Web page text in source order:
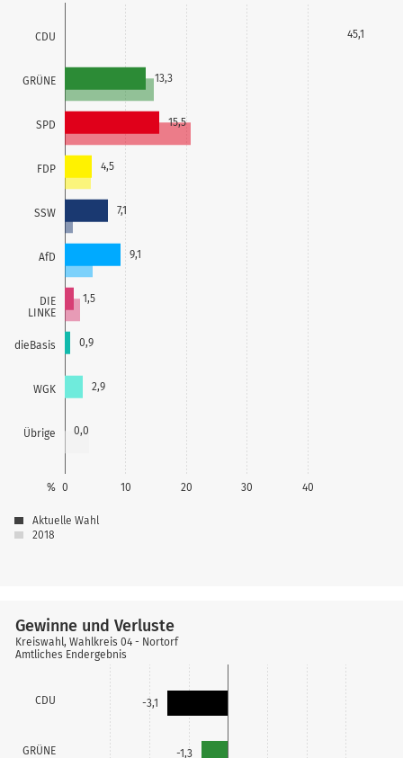
CDU
GRÜNE
SPD
FDP
SSW
AfD
DIE
LINKE
dieBasis
WGK
Übrige
0 10 20 30 40
%
45,1
13,3
15,5
4,5
7,1
9,1
1,5
0,9
2,9
0,0
Aktuelle Wahl
2018
CDU
GRÜNE
-3,1
-1,3
Gewinne und Verluste
Kreiswahl, Wahlkreis 04 - Nortorf
Amtliches Endergebnis